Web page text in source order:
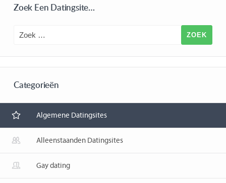
Zoek Een Datingsite…
Categorieën
Algemene Datingsites
Alleenstaanden Datingsites
Gay dating